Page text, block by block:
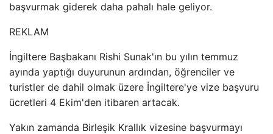
başvurmak giderek daha pahalı hale geliyor.
REKLAM
İngiltere Başbakanı Rishi Sunak'ın bu yılın temmuz
ayında yaptığı duyurunun ardından, öğrenciler ve
turistler de dahil olmak üzere İngiltere'ye vize başvuru
ücretleri 4 Ekim'den itibaren artacak.
Yakın zamanda Birleşik Krallık vizesine başvurmayı